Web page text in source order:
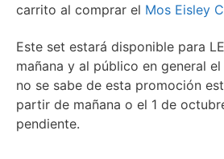
carrito al comprar el Mos Eisley
Este set estará disponible para
mañana y al público en general
no se sabe de esta promoción
partir de mañana o el 1 de
pendiente.